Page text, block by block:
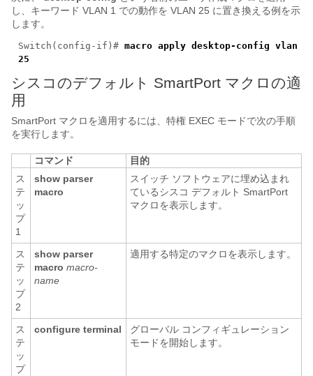
し、キーワード VLAN 1 での動作を VLAN 25 に置き換える例を示
します。
Switch(config-if)# macro apply desktop-config vlan
25
シスコのデフォルト SmartPort マクロの適
用
SmartPort マクロを適用するには、特権 EXEC モードで次の手順
を実行します。
コマンド
目的
ス
テ
ッ
プ
1
show parser
macro
スイッチ ソフトウェアに埋め込まれ
ているシスコ デフォルト SmartPort
マクロを表示します。
ス
テ
ッ
プ
2
show parser
macro macro-
name
適用する特定のマクロを表示します。
ス
テ
ッ
プ
configure terminal
グローバル コンフィギュレーション
モードを開始します。